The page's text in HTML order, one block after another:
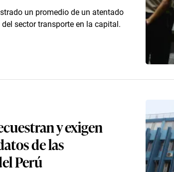
un promedio de un atentado
sector transporte en la capital.
y exigen
de las
Perú